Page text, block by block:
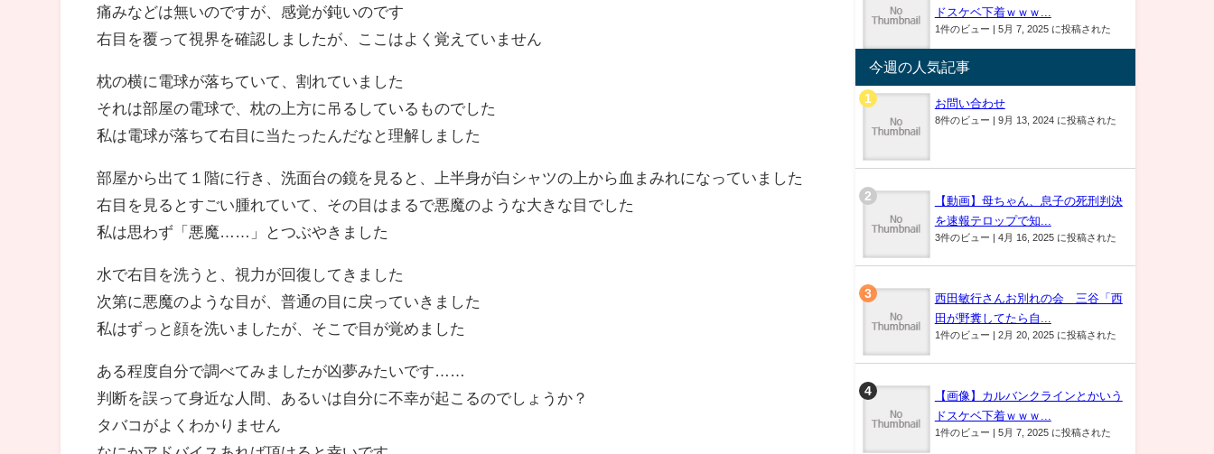
痛みなどは無いのですが、感覚が鈍いのです
右目を覆って視界を確認しましたが、ここはよく覚えていません
枕の横に電球が落ちていて、割れていました
それは部屋の電球で、枕の上方に吊るしているものでした
私は電球が落ちて右目に当たったんだなと理解しました
部屋から出て１階に行き、洗面台の鏡を見ると、上半身が白シャツの上から血まみれになっていました
右目を見るとすごい腫れていて、その目はまるで悪魔のような大きな目でした
私は思わず「悪魔……」とつぶやきました
水で右目を洗うと、視力が回復してきました
次第に悪魔のような目が、普通の目に戻っていきました
私はずっと顔を洗いましたが、そこで目が覚めました
ある程度自分で調べてみましたが凶夢みたいです……
判断を誤って身近な人間、あるいは自分に不幸が起こるのでしょうか？
タバコがよくわかりません
ドスケベ下着ｗｗｗ...
1件のビュー | 5月 7, 2025 に投稿された
今週の人気記事
お問い合わせ
8件のビュー | 9月 13, 2024 に投稿された
【動画】母ちゃん、息子の死刑判決
を速報テロップで知...
3件のビュー | 4月 16, 2025 に投稿された
西田敏行さんお別れの会 三谷「西
田が野糞してたら自...
1件のビュー | 2月 20, 2025 に投稿された
【画像】カルバンクラインとかいう
ドスケベ下着ｗｗｗ...
1件のビュー | 5月 7, 2025 に投稿された